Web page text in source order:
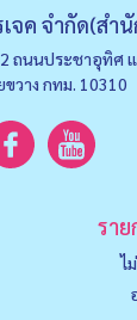
จค จำกัด(สำ
ถนนประชาอุทิศ แ
ขวาง กทม. 10310
รา
ไ